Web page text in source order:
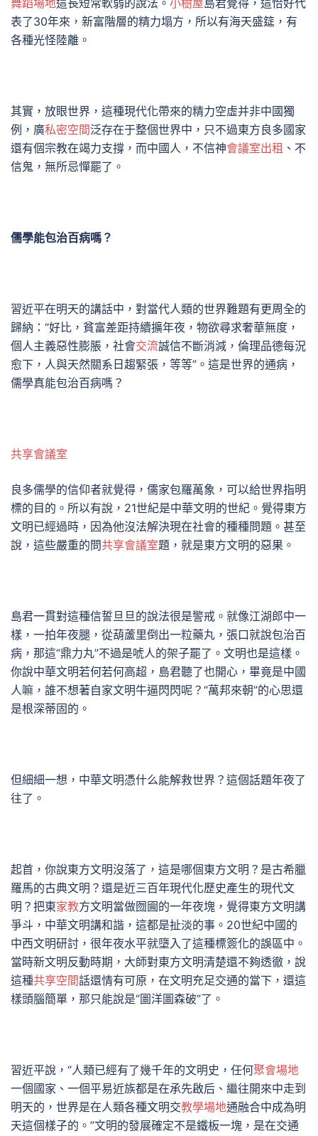
舞蹈場地這長短常軟弱的說法。 小樹屋島君覺得，這恰好代
表了30年來，新富階層的精力塌方，所以有海天盛筵，有
各種光怪陸離。
其實，放眼世界，這種現代化帶來的精力空虛并非中國獨
例，廣私密空間泛存在于整個世界中，只不過東方良多國家
還有個宗教在竭力支撐，而中國人，不信神會議室出租 、不
信鬼，無所忌憚罷了。
儒學能包治百病嗎？
習近平在明天的講話中，對當代人類的世界難題有更周全的
歸納：“好比，貧富差距持續擴年夜，物欲尋求奢華無度，
個人主義惡性膨脹，社會交流誠信不斷消減，倫理品德每況
愈下，人與天然關系日趨緊張，等等”。這是世界的通病，
儒學真能包治百病嗎？
共享會議室
良多儒學的信仰者就覺得，儒家包羅萬象，可以給世界指明
標的目的。所以有說，21世紀是中華文明的世紀。覺得東方
文明已經過時，因為他沒法解決現在社會的種種問題。甚至
說，這些嚴重的問共享會議室題，就是東方文明的惡果。
島君一貫對這種信誓旦旦的說法很是警戒。就像江湖郎中一
樣，一拍年夜腿，從葫蘆里倒出一粒藥丸，張口就說包治百
病，那這“鼎力丸”不過是唬人的架子罷了。文明也是這樣。
你說中華文明若何若何高超，島君聽了也開心，畢竟是中國
人嘛，誰不想著自家文明牛逼閃閃呢？“萬邦來朝”的心思還
是根深蒂固的。
但細細一想，中華文明憑什么能解救世界？這個話題年夜了
往了。
起首，你說東方文明沒落了，這是哪個東方文明？是古希臘
羅馬的古典文明？還是近三百年現代化歷史產生的現代文
明？把東家教方文明當做囫圇的一年夜塊，覺得東方文明講
爭斗，中華文明講和諧，這都是扯淡的事。20世紀中國的
中西文明研討，很年夜水平就墮入了這種標簽化的誤區中。
當時新文明反動時期，大師對東方文明清楚還不夠透徹，說
這種共享空間話還情有可原，在文明充足交通的當下，還這
樣頭腦簡單，那只能說是“圖洋圖森破”了。
習近平說，“人類已經有了幾千年的文明史，任何聚會場地
一個國家、一個平易近族都是在承先啟后、繼往開來中走到
明天的，世界是在人類各種文明交教學場地通融合中成為明
天這個樣子的。”文明的發展確定不是鐵板一塊，是在交通